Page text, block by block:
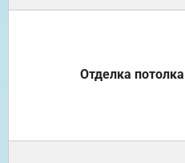
Отделка потолка